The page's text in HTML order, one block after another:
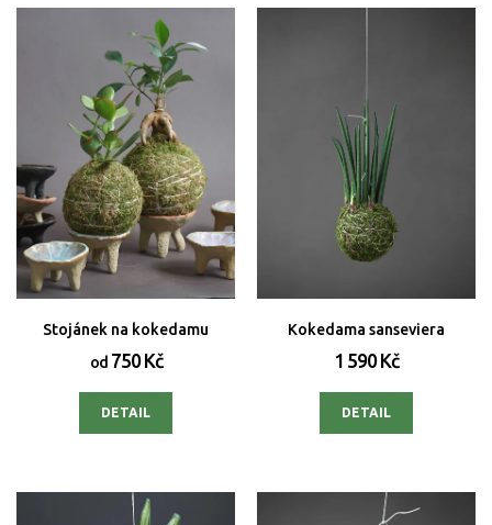
Stojánek na kokedamu
od750 Kč
DETAIL
Kokedama sanseviera
1 590 Kč
DETAIL